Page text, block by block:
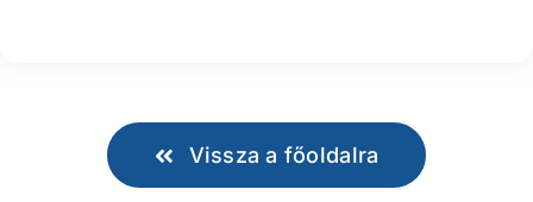
Vissza a főoldalra